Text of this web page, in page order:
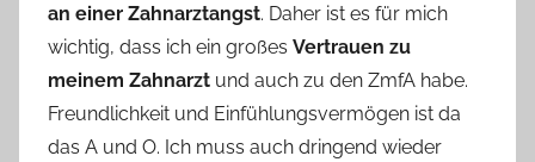
an einer Zahnarztangst. Daher ist es für mich
wichtig, dass ich ein großes Vertrauen zu
meinem Zahnarzt und auch zu den ZmfA habe.
Freundlichkeit und Einfühlungsvermögen ist da
das A und O. Ich muss auch dringend wieder